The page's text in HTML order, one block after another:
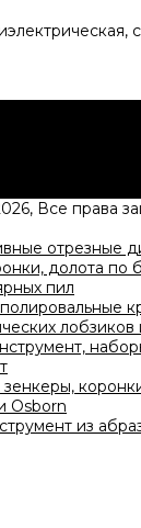
Все права
отрезные
долота по
пил
зенкеры,
Osborn
из